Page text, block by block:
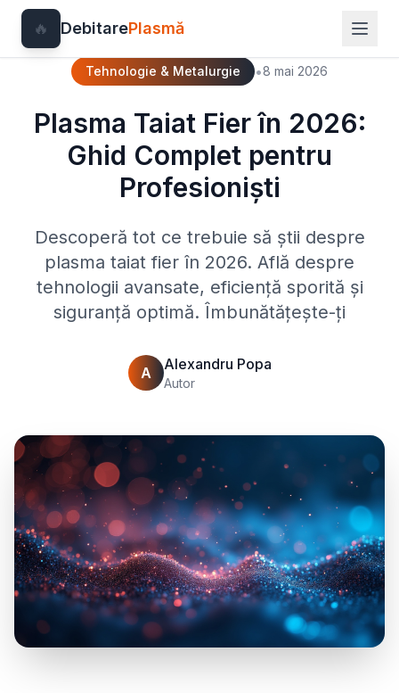
🔥 DebitarePlasmă
Tehnologie & Metalurgie •8 mai 2026
Plasma Taiat Fier în 2026:
Ghid Complet pentru
Profesioniști
Descoperă tot ce trebuie să știi despre
plasma taiat fier în 2026. Află despre
tehnologii avansate, eficiență sporită și
siguranță optimă. Îmbunătățește-ți
A Alexandru Popa
Autor